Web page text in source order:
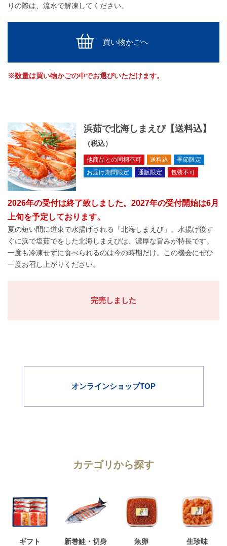
りの際は、流水で解凍してください。
買い物かごへ
※数量は買い物かごの中でお選びいただけます。
浜茹で北海しまえび【送料込】
（税込）
他商品との同梱不可 送料込
季節限定
お届け期間限定
通販限定 包装不可
2026年の受付は終了致しました。2027年の受付開始は6月
上旬を予定しております。
夏の短い間に道東で水揚げされる「北海しまえび」。水揚げ後す
ぐに浜で塩茹でをした北海しまえびは、濃厚な旨みが特長です。
一度も冷凍せずに食べられるのは今の時期だけ。この機会にぜひ
一度お召し上がりください。
完売しました
オンラインショップTOP
カテゴリから探す
ギフト 新巻鮭・切身 魚卵 生珍味